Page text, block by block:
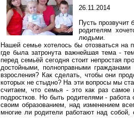
26.11.2014
Пусть
родителям
людьми.
Нашей семье хотелось бы отозваться на
где была затронута важнейшая тема -
перед семьёй сегодня стоит непростая
достойными, полноправными
взросления? Как сделать, чтобы они
которых не стыдно? На эти вопросы мы
считаем, что семья - это как раз самое
подростков. Но быть родителями -
своим образованием, над изменением
многие ли родители работают над собой,